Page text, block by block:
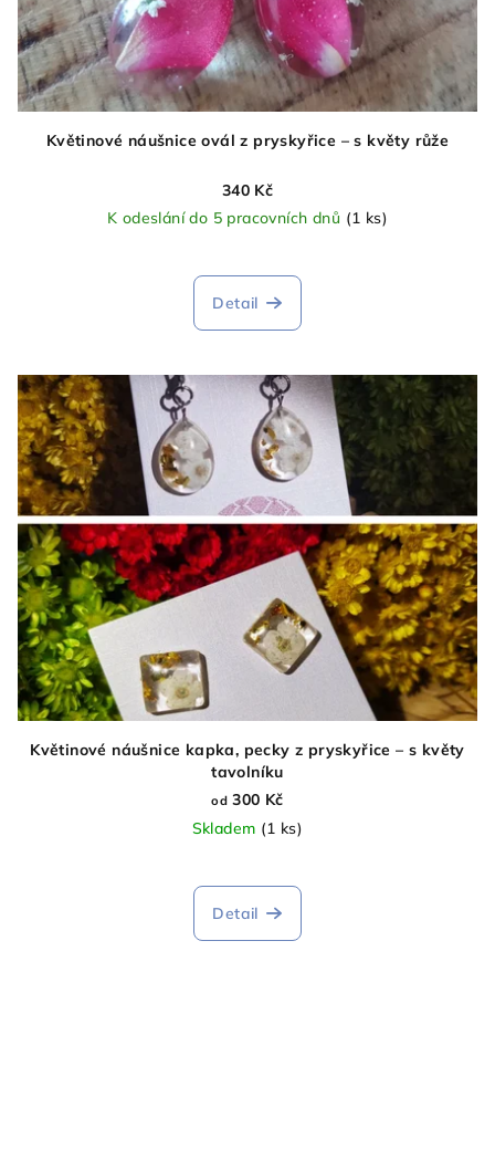
Květinové náušnice ovál z pryskyřice – s květy růže
340 Kč
K odeslání do 5 pracovních dnů (1 ks)
Detail
Květinové náušnice kapka, pecky z pryskyřice – s květy
tavolníku
od 300 Kč
Skladem (1 ks)
Detail